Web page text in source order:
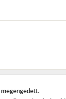
megengedett.